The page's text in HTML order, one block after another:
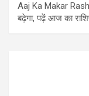
Aaj Ka Makar
बढ़ेगा, पढ़ें आज का